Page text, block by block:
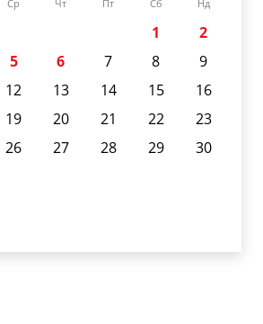
Ср Чт Пт Сб Нд
1
2
5 6 7 8
9
12 13 14 15
16
19 20 21 22
23
26 27 28 29
30